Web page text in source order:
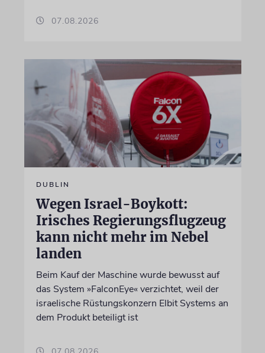
07.08.2026
DUBLIN
Wegen Israel-Boykott:
Irisches Regierungsflugzeug
kann nicht mehr im Nebel
landen
Beim Kauf der Maschine wurde bewusst auf
das System »FalconEye« verzichtet, weil der
israelische Rüstungskonzern Elbit Systems an
dem Produkt beteiligt ist